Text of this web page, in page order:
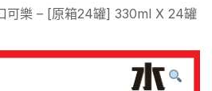
酒、食品
可樂 – [原箱24罐] 330ml X 24罐